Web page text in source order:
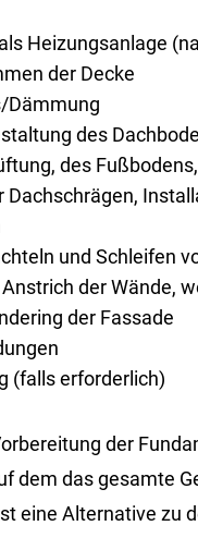
Heizungsanlage
der Decke
Dämmung
des
des
Dachschrägen,
und Schleifen
der Wände,
der Fassade
(falls erforderlich)
der
dem das gesamte
eine Alternative zu